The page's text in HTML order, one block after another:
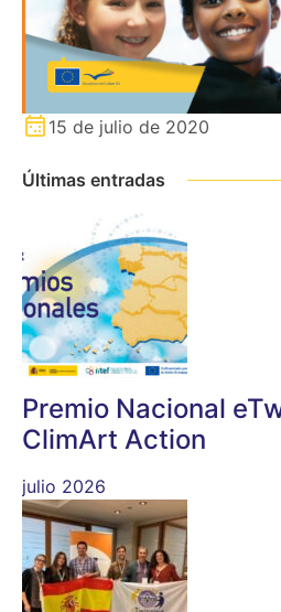
15 de julio de 2020
Últimas entradas
Premio Nacional
ClimArt Action
julio 2026